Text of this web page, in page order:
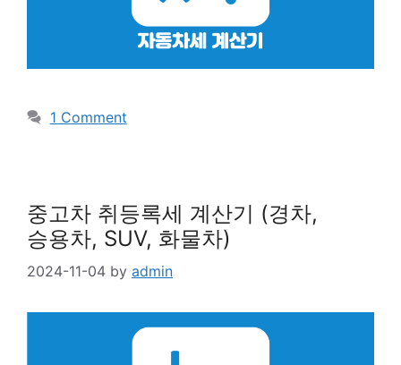
1 Comment
중고차 취등록세 계산기 (경차,
승용차, SUV, 화물차)
2024-11-04 by admin